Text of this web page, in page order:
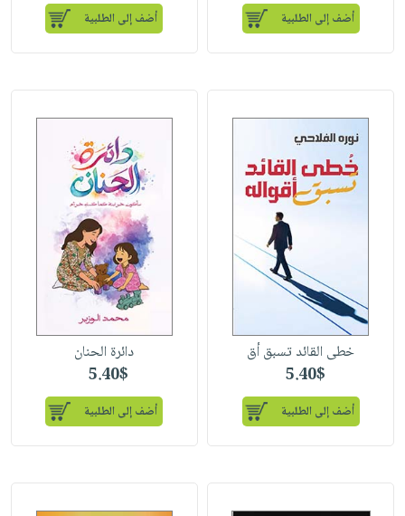
أضف إلى الطلبية أضف إلى الطلبية
خطى القائد تسبق أق
5.40$
أضف إلى الطلبية
دائرة الحنان
5.40$
أضف إلى الطلبية